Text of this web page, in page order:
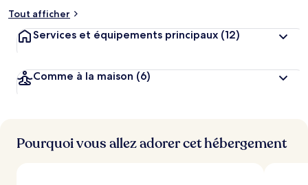
Tout afficher
Services et équipements principaux (12)
Comme à la maison (6)
Pourquoi vous allez adorer cet hébergement